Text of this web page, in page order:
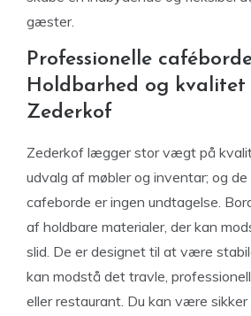
gæster.
Professionelle
Holdbarhed og kvalitet
Zederkof
Zederkof lægger stor vægt på
udvalg af møbler og inventar; og
cafeborde er ingen undtagelse.
af holdbare materialer, der kan
slid. De er designet til at være
kan modstå det travle,
eller restaurant. Du kan være sikker